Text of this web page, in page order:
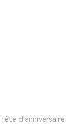
d'anniversaire